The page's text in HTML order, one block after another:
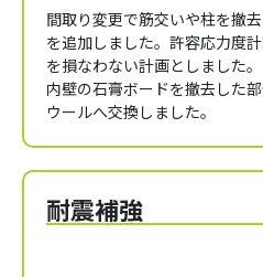
間取り変更で筋交いや柱を撤
を追加しました。許容応力度
を損なわない計画としました。
内壁の石膏ボードを撤去した
ウールへ交換しました。
耐震補強